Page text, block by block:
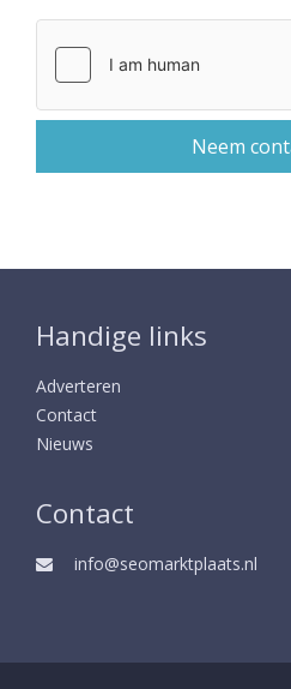
Handige links
Adverteren
Contact
Nieuws
Contact
info@seomarktplaats.nl